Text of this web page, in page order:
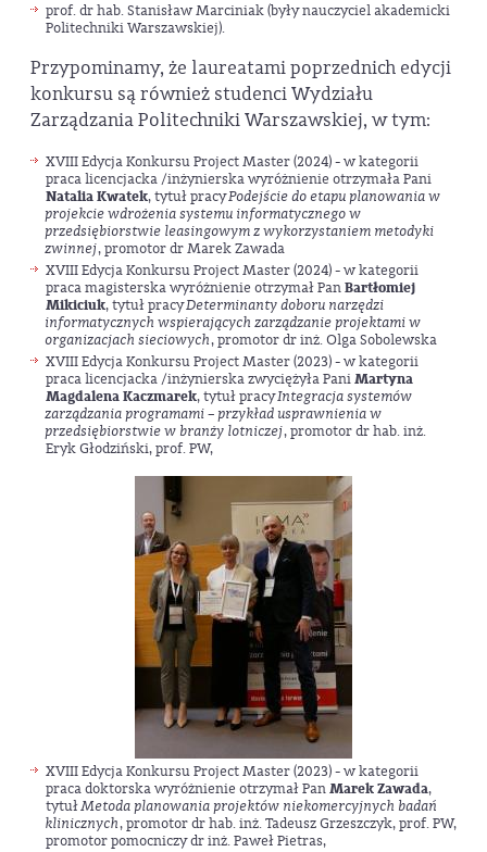
prof. dr hab. Stanisław Marciniak (były nauczyciel akademicki
Politechniki Warszawskiej).
Przypominamy, że laureatami poprzednich edycji
konkursu są również studenci Wydziału
Zarządzania Politechniki Warszawskiej, w tym:
XVIII Edycja Konkursu Project Master (2024) - w kategorii
praca licencjacka /inżynierska wyróżnienie otrzymała Pani
Natalia Kwatek, tytuł pracyPodejście do etapu planowania w
projekcie wdrożenia systemu informatycznego w
przedsiębiorstwie leasingowym z wykorzystaniem metodyki
zwinnej, promotor dr Marek Zawada
XVIII Edycja Konkursu Project Master (2024) - w kategorii
praca magisterska wyróżnienie otrzymał PanBartłomiej
Mikiciuk, tytuł pracyDeterminanty doboru narzędzi
informatycznych wspierających zarządzanie projektami w
organizacjach sieciowych, promotor dr inż. Olga Sobolewska
XVIII Edycja Konkursu Project Master (2023) - w kategorii
praca licencjacka /inżynierska zwyciężyła PaniMartyna
Magdalena Kaczmarek, tytuł pracyIntegracja systemów
zarządzania programami – przykład usprawnienia w
przedsiębiorstwie w branży lotniczej, promotor dr hab. inż.
Eryk Głodziński, prof. PW,
XVIII Edycja Konkursu Project Master (2023) - w kategorii
praca doktorska wyróżnienie otrzymał PanMarek Zawada,
tytułMetoda planowania projektów niekomercyjnych badań
klinicznych, promotor dr hab. inż. Tadeusz Grzeszczyk, prof. PW,
promotor pomocniczy dr inż. Paweł Pietras,